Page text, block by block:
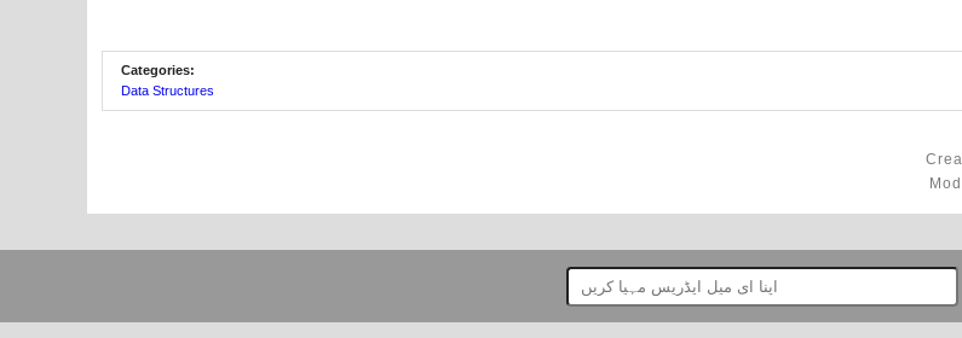
Categories:
Data Structures